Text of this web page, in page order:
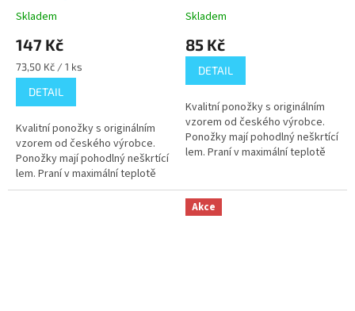
páry v dárkovém balení
Skladem
147 Kč
Měrná
cena:
73,50 Kč / 1 ks
DETAIL
Kvalitní ponožky s originálním
vzorem od českého výrobce.
Ponožky mají pohodlný neškrtící
lem. Praní v maximální teplotě
40°C. 80% bavlna, 15%
Skladem
85 Kč
DETAIL
Kvalitní ponožky s originálním
vzorem od českého výrobce.
Ponožky mají pohodlný neškrtící
lem. Praní v maximální teplotě
Akce